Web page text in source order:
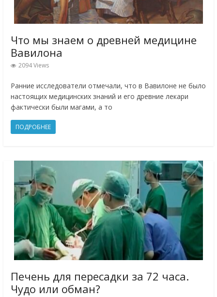
Что мы знаем о древней медицине
Вавилона
2094 Views
Ранние исследователи отмечали, что в Вавилоне не было
настоящих медицинских знаний и его древние лекари
фактически были магами, а то
ПОДРОБНЕЕ
Печень для пересадки за 72 часа.
Чудо или обман?